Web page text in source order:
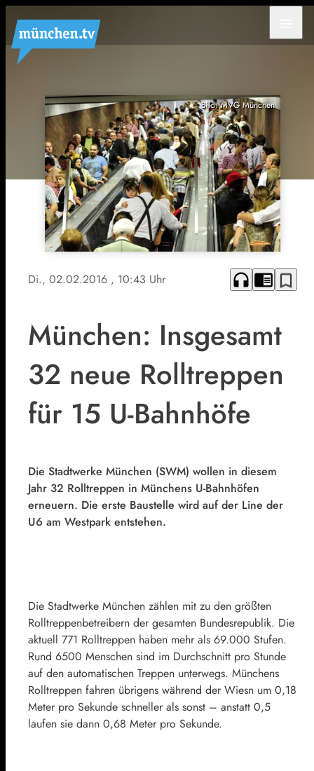
Bild: MVG München
Di., 02.02.2016 , 10:43 Uhr headphones chrome_reader_mode bookmark_border
München: Insgesamt
32 neue Rolltreppen
für 15 U-Bahnhöfe
Die Stadtwerke München (SWM) wollen in diesem
Jahr 32 Rolltreppen in Münchens U-Bahnhöfen
erneuern. Die erste Baustelle wird auf der Line der
U6 am Westpark entstehen.
Die Stadtwerke München zählen mit zu den größten
Rolltreppenbetreibern der gesamten Bundesrepublik. Die
aktuell 771 Rolltreppen haben mehr als 69.000 Stufen.
Rund 6500 Menschen sind im Durchschnitt pro Stunde
auf den automatischen Treppen unterwegs. Münchens
Rolltreppen fahren übrigens während der Wiesn um 0,18
Meter pro Sekunde schneller als sonst – anstatt 0,5
laufen sie dann 0,68 Meter pro Sekunde.